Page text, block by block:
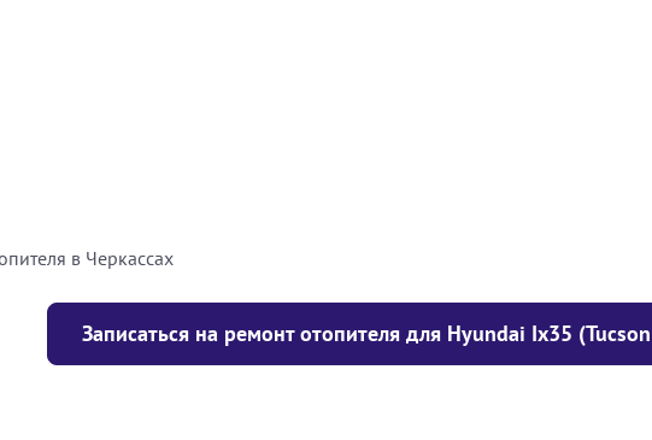
в Черкассах
Записаться на ремонт отопителя для Hyundai Ix35